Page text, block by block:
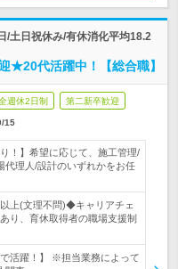
/土日祝休み/有休消化平均18.2
★20代活躍中！【総合職】
週休2日制 第二新卒歓迎
15
！】希望に応じて、施工管理/
代理人/設計のいずれかをお任
上(文理不問)◆キャリアチェ
り、育休取得者の職場支援制
活躍！】 ※担当業務によって